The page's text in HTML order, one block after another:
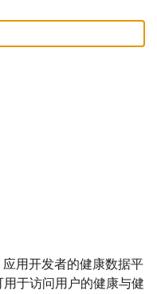
用开发者的健康数据平
于访问用户的健康与健